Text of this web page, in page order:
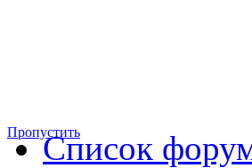
ПропуститьСписок